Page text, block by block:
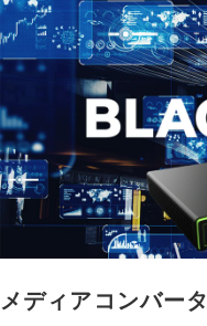
メディアコンバータ